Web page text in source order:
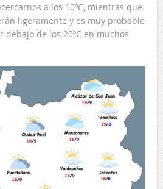
a los 10ºC, mientras que
ligeramente y es muy probable
debajo de los 20ºC en muchos